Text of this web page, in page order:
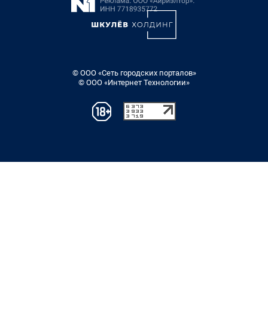
© ООО «Сеть городских порталов»
© ООО «Интернет Технологии»